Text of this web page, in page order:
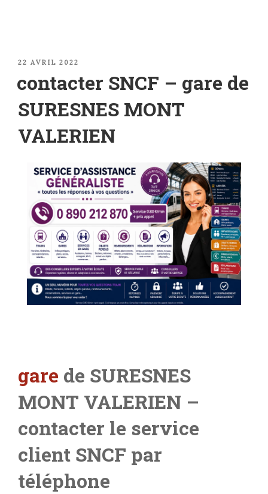
PUBLIÉ
22 AVRIL 2022
contacter SNCF – gare de
SURESNES MONT
VALERIEN
gare de SURESNES
MONT VALERIEN –
contacter le service
client SNCF par
téléphone